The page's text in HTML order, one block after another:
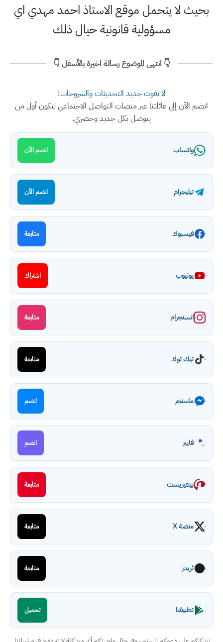
بحيث لا يتحمل موقع الاستاذ احمد مهدي اي
مسؤولية قانونية حيال ذلك
👇 انتهى الموضوع رسالة اخيرة بالأسفل 👇
لا تفوت جديد التحديثات والشروحات!
انضم الآن إلى عائلتنا عبر منصات التواصل الاجتماعي لتكون أول من
يتوصل بكل جديد وحصري.
واتساب انضم الآن
تيليجرام انضم الآن
فيسبوك متابعة
يوتيوب اشتراك
انستجرام متابعة
تيك توك متابعة
ماسنجر انضم
فايبر انضم
بينتيريست متابعة
منصة X متابعة
ثريدز متابعة
تطبيقنا تحميل